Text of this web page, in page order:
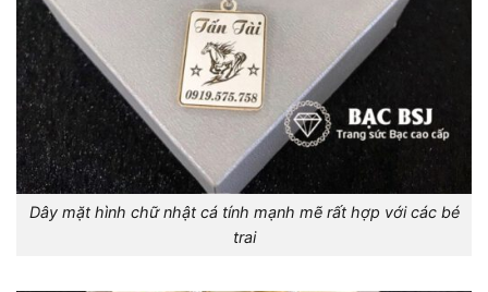
Dây mặt hình chữ nhật cá tính mạnh mẽ rất hợp với các bé
trai